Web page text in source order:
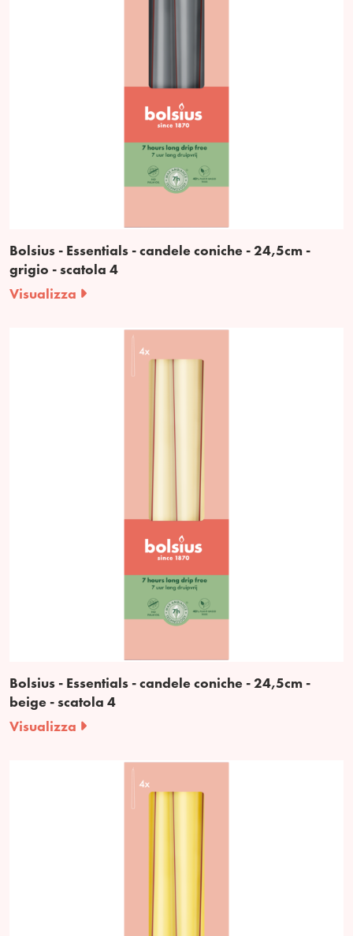
Bolsius - Essentials - candele coniche - 24,5cm -
grigio - scatola 4
Visualizza
Bolsius - Essentials - candele coniche - 24,5cm -
beige - scatola 4
Visualizza